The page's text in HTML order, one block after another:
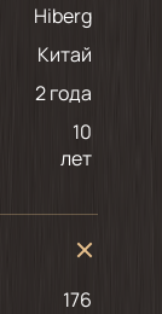
Hiberg
Китай
2 года
10
лет
176